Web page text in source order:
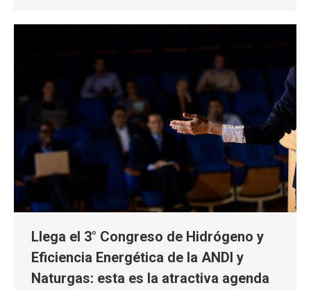
Llega el 3° Congreso de Hidrógeno y
Eficiencia Energética de la ANDI y
Naturgas: esta es la atractiva agenda